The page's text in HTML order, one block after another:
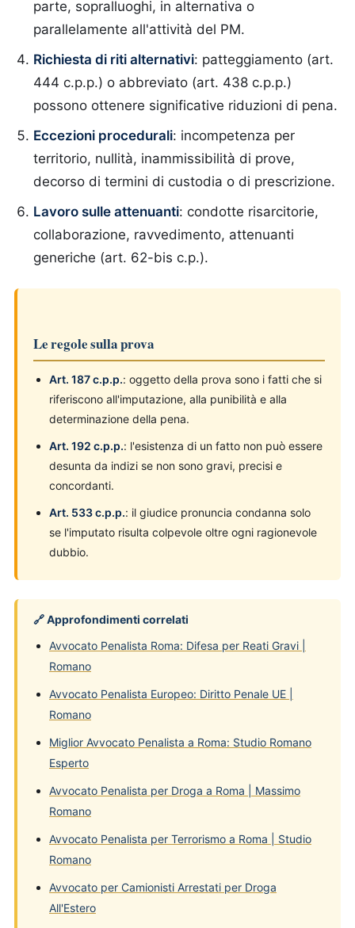
parte, sopralluoghi, in alternativa o
parallelamente all'attività del PM.
Richiesta di riti alternativi: patteggiamento (art.
444 c.p.p.) o abbreviato (art. 438 c.p.p.)
possono ottenere significative riduzioni di pena.
Eccezioni procedurali: incompetenza per
territorio, nullità, inammissibilità di prove,
decorso di termini di custodia o di prescrizione.
Lavoro sulle attenuanti: condotte risarcitorie,
collaborazione, ravvedimento, attenuanti
generiche (art. 62-bis c.p.).
Le regole sulla prova
Art. 187 c.p.p.: oggetto della prova sono i fatti che si
riferiscono all'imputazione, alla punibilità e alla
determinazione della pena.
Art. 192 c.p.p.: l'esistenza di un fatto non può essere
desunta da indizi se non sono gravi, precisi e
concordanti.
Art. 533 c.p.p.: il giudice pronuncia condanna solo
se l'imputato risulta colpevole oltre ogni ragionevole
dubbio.
🔗 Approfondimenti correlati
Avvocato Penalista Roma: Difesa per Reati Gravi |
Romano
Avvocato Penalista Europeo: Diritto Penale UE |
Romano
Miglior Avvocato Penalista a Roma: Studio Romano
Esperto
Avvocato Penalista per Droga a Roma | Massimo
Romano
Avvocato Penalista per Terrorismo a Roma | Studio
Romano
Avvocato per Camionisti Arrestati per Droga
All'Estero